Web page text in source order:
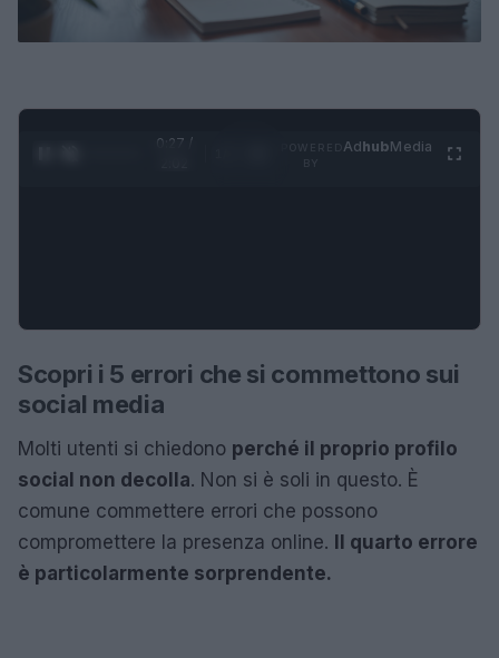
0:28 /
AdhubMedia
Scopri i 5 errori che si commettono sui
social media
Molti utenti si chiedono perché il proprio profilo
social non decolla. Non si è soli in questo. È
comune commettere errori che possono
compromettere la presenza online. Il quarto errore
è particolarmente sorprendente.